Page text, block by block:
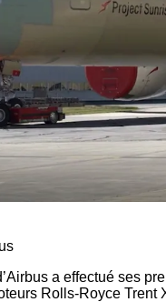
a effectué ses
Rolls-Royce Trent